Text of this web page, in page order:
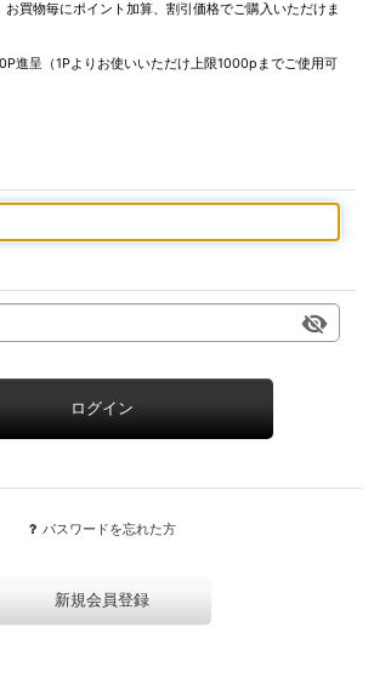
お買物毎にポイント加算、割引価格でご購入いただけま
進呈（1Pよりお使いいただけ上限1000pまでご使用可
ログイン
パスワードを忘れた方
新規会員登録